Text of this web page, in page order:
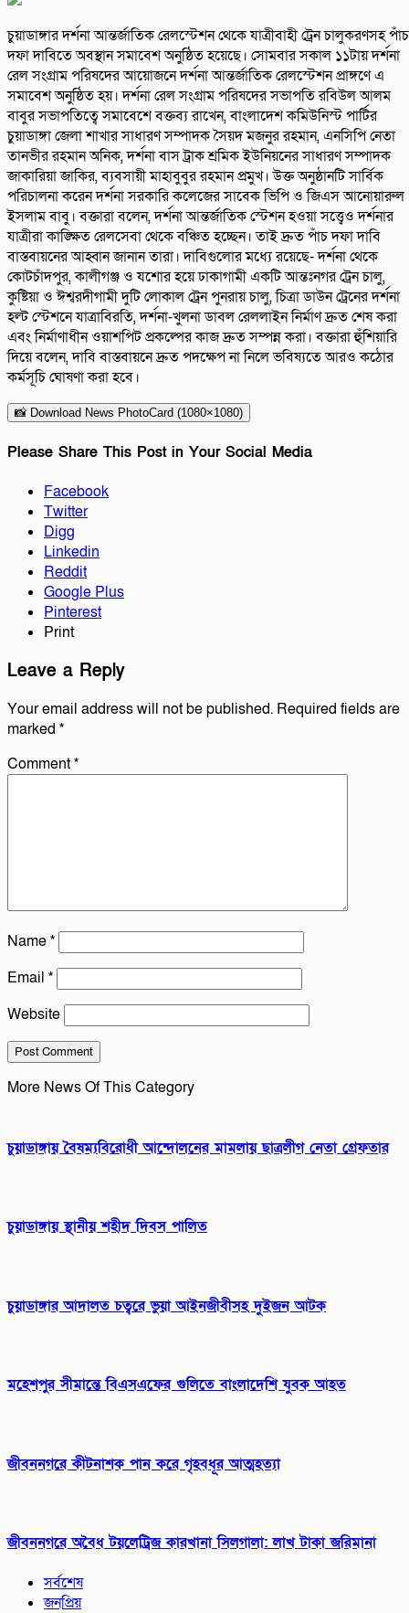
চুয়াডাঙ্গার দর্শনা আন্তর্জাতিক রেলস্টেশন থেকে যাত্রীবাহী ট্রেন চালুকরণসহ পাঁচ
দফা দাবিতে অবস্থান সমাবেশ অনুষ্ঠিত হয়েছে। সোমবার সকাল ১১টায় দর্শনা
রেল সংগ্রাম পরিষদের আয়োজনে দর্শনা আন্তর্জাতিক রেলস্টেশন প্রাঙ্গণে এ
সমাবেশ অনুষ্ঠিত হয়। দর্শনা রেল সংগ্রাম পরিষদের সভাপতি রবিউল আলম
বাবুর সভাপতিত্বে সমাবেশে বক্তব্য রাখেন, বাংলাদেশ কমিউনিস্ট পার্টির
চুয়াডাঙ্গা জেলা শাখার সাধারণ সম্পাদক সৈয়দ মজনুর রহমান, এনসিপি নেতা
তানভীর রহমান অনিক, দর্শনা বাস ট্রাক শ্রমিক ইউনিয়নের সাধারণ সম্পাদক
জাকারিয়া জাকির, ব্যবসায়ী মাহাবুবুর রহমান প্রমুখ। উক্ত অনুষ্ঠানটি সার্বিক
পরিচালনা করেন দর্শনা সরকারি কলেজের সাবেক ভিপি ও জিএস আনোয়ারুল
ইসলাম বাবু। বক্তারা বলেন, দর্শনা আন্তর্জাতিক স্টেশন হওয়া সত্ত্বেও দর্শনার
যাত্রীরা কাঙ্ক্ষিত রেলসেবা থেকে বঞ্চিত হচ্ছেন। তাই দ্রুত পাঁচ দফা দাবি
বাস্তবায়নের আহ্বান জানান তারা। দাবিগুলোর মধ্যে রয়েছে- দর্শনা থেকে
কোটচাঁদপুর, কালীগঞ্জ ও যশোর হয়ে ঢাকাগামী একটি আন্তঃনগর ট্রেন চালু,
কুষ্টিয়া ও ঈশ্বরদীগামী দুটি লোকাল ট্রেন পুনরায় চালু, চিত্রা ডাউন ট্রেনের দর্শনা
হল্ট স্টেশনে যাত্রাবিরতি, দর্শনা-খুলনা ডাবল রেললাইন নির্মাণ দ্রুত শেষ করা
এবং নির্মাণাধীন ওয়াশপিট প্রকল্পের কাজ দ্রুত সম্পন্ন করা। বক্তারা হুঁশিয়ারি
দিয়ে বলেন, দাবি বাস্তবায়নে দ্রুত পদক্ষেপ না নিলে ভবিষ্যতে আরও কঠোর
কর্মসূচি ঘোষণা করা হবে।
📸 Download News PhotoCard (1080×1080)
Please Share This Post in Your Social Media
Facebook
Twitter
Digg
Linkedin
Reddit
Google Plus
Pinterest
Print
Leave a Reply
Your email address will not be published. Required fields are
marked *
Comment*
Name*
Email *
Website
More News Of This Category
চুয়াডাঙ্গায় বৈষম্যবিরোধী আন্দোলনের মামলায় ছাত্রলীগ নেতা গ্রেফতার
চুয়াডাঙ্গায় স্থানীয় শহীদ দিবস পা‌লিত
চুয়াডাঙ্গার আদালত চত্বরে ভুয়া আইনজীবীসহ দুইজন আটক
মহেশপুর সীমান্তে বিএসএফের গুলিতে বাংলাদেশি যুবক আহত
জীবননগরে কীটনাশক পান করে গৃহবধূর আত্মহত্যা
জীবননগরে অবৈধ টয়লেট্রিজ কারখানা সিলগালা: লাখ টাকা জরিমানা
সর্বশেষ
জনপ্রিয়